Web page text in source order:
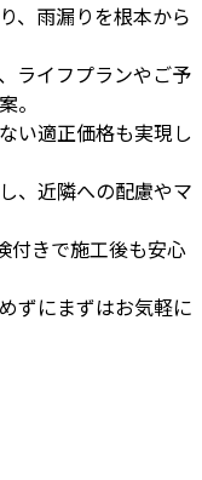
、雨漏りを根本から
ライフプランやご予
。
い適正価格も実現し
、近隣への配慮やマ
付きで施工後も安心
ずにまずはお気軽に